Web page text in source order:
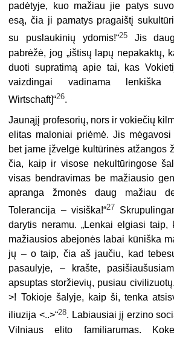
padėtyje, kuo ma­žiau jie patys
esą, čia ji pamatys pragaištį
su puslaukinių ydomis!“25Jis daug
pabrėžė, jog „ištisų lapų nepakaktų,
duoti supratimą apie tai, kas
vaizdingai vadinama
Wirtschaft]“26.
Jaunąjį profesorių, nors ir vokiečių
elitas maloniai priėmė. Jis mėgavosi
bet jame įžvelgė kultūrinės atžangos
čia, kaip ir visose nekultūringose
visas bendravimas be mažiausio
apranga žmonės daug mažiau
Tolerancija – visiška!“27
darytis neramu. „Lenkai elgiasi
mažiausios abe­jonės labai kūniška
jų – o taip, čia aš jaučiu, kad
pasaulyje, – krašte,
apsup­tas storžievių, pusiau
>! Tokioje šalyje, kaip ši, tenka
iliuzija <..>“28. Labiausiai jį erzino
Vilniaus elito familiarumas.